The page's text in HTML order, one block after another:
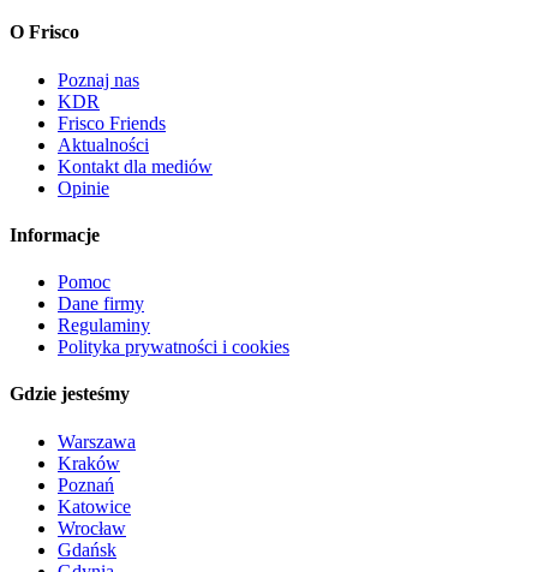
O Frisco
Poznaj nas
KDR
Frisco Friends
Aktualności
Kontakt dla mediów
Opinie
Informacje
Pomoc
Dane firmy
Regulaminy
Polityka prywatności i cookies
Gdzie jesteśmy
Warszawa
Kraków
Poznań
Katowice
Wrocław
Gdańsk